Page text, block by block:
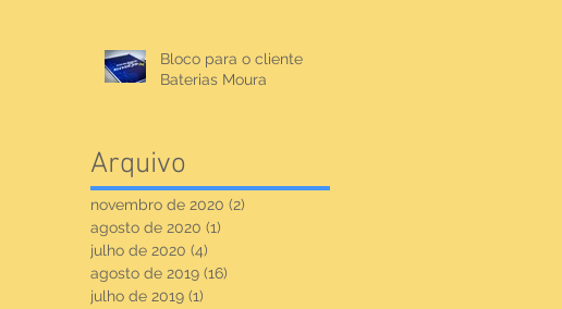
Bloco para o cliente
Baterias Moura
Arquivo
novembro de 2020 (2)
agosto de 2020 (1)
julho de 2020 (4)
agosto de 2019 (16)
julho de 2019 (1)